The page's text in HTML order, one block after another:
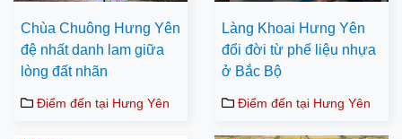
Chùa Chuông Hưng Yên
đệ nhất danh lam giữa
lòng đất nhãn
Điểm đến tại Hưng Yên
Làng Khoai Hưng Yên​
đổi đời từ phế liệu nhựa
ở Bắc Bộ
Điểm đến tại Hưng Yên